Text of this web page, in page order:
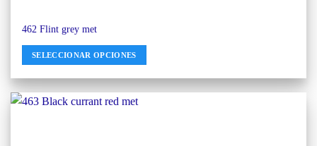
462 Flint grey met
SELECCIONAR OPCIONES